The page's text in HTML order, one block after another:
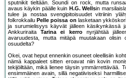
sputnikit tieltään. Soundi on rock, mutta
avaus käykin päälle kuin H.G. Wellsin
tulee ja nostaa svengipitoisuudet vitriinin
folkrokkailu Pelle poissa on lasketaan
ja surumielisyys käyvät jälleen käsikynkässä
AnkkuriraitaTarina ei kerronyrjähtää
avaruudesta, mutta mitäpä muutakaan olisin
osuudelta?
Okei, ovat heput ennenkin osuneet oleellisiin
nämä kappaleet sitten eroavat niin kovin
tekijöiltään, mikä lienee täysin ymmärrettävää.
ensimmäinen avain, sillä negatiiviseksi